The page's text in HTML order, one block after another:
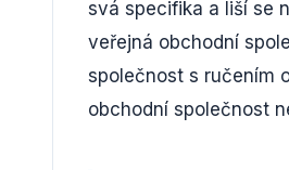
svá specifika a liší se
veřejná obchodní
společnost s ručením
obchodní společnost